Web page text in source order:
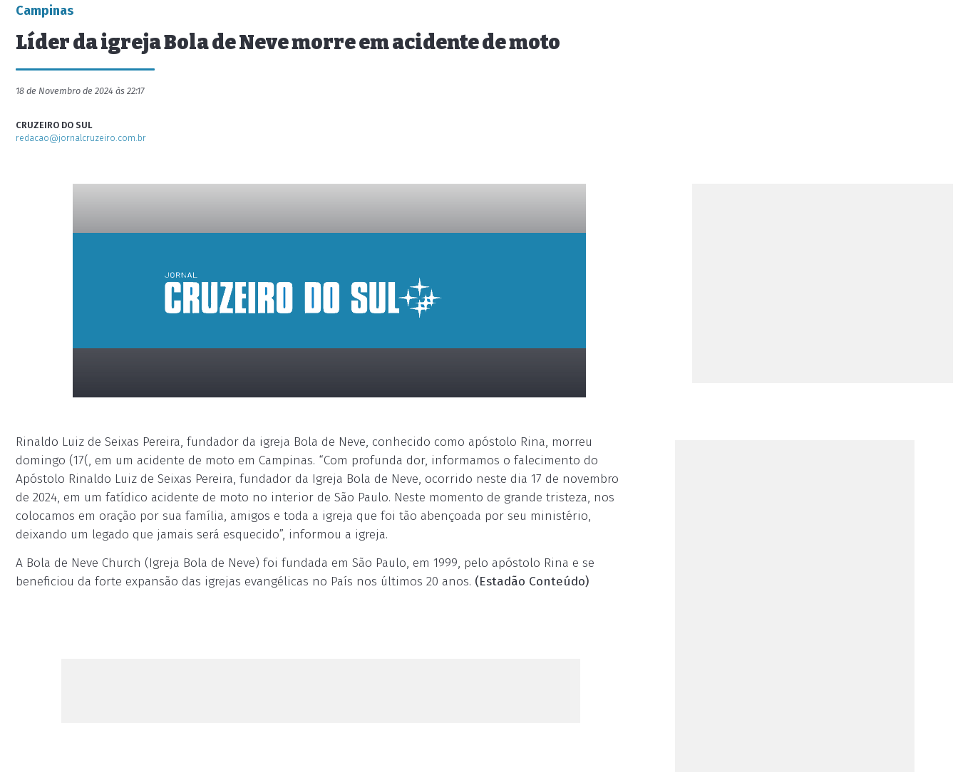
Campinas
Líder da igreja Bola de Neve morre em acidente de moto
18 de Novembro de 2024 às 22:17
CRUZEIRO DO SUL
redacao@jornalcruzeiro.com.br
placeholder
Rinaldo Luiz de Seixas Pereira, fundador da igreja Bola de Neve, conhecido como apóstolo Rina, morreu
domingo (17(, em um acidente de moto em Campinas. “Com profunda dor, informamos o falecimento do
Apóstolo Rinaldo Luiz de Seixas Pereira, fundador da Igreja Bola de Neve, ocorrido neste dia 17 de novembro
de 2024, em um fatídico acidente de moto no interior de São Paulo. Neste momento de grande tristeza, nos
colocamos em oração por sua família, amigos e toda a igreja que foi tão abençoada por seu ministério,
deixando um legado que jamais será esquecido”, informou a igreja.
A Bola de Neve Church (Igreja Bola de Neve) foi fundada em São Paulo, em 1999, pelo apóstolo Rina e se
beneficiou da forte expansão das igrejas evangélicas no País nos últimos 20 anos. (Estadão Conteúdo)